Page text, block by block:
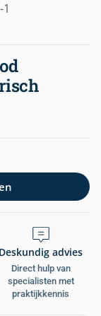
Deskundig advies
Direct hulp van
specialisten met
praktijkkennis